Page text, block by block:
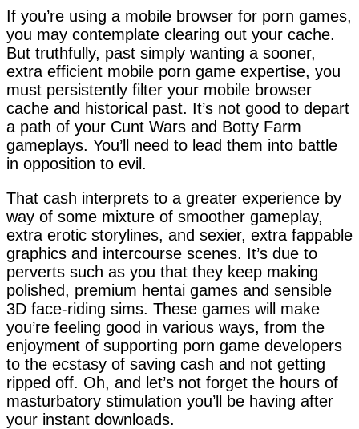
If you’re using a mobile browser for porn games,
you may contemplate clearing out your cache.
But truthfully, past simply wanting a sooner,
extra efficient mobile porn game expertise, you
must persistently filter your mobile browser
cache and historical past. It’s not good to depart
a path of your Cunt Wars and Botty Farm
gameplays. You’ll need to lead them into battle
in opposition to evil.
That cash interprets to a greater experience by
way of some mixture of smoother gameplay,
extra erotic storylines, and sexier, extra fappable
graphics and intercourse scenes. It’s due to
perverts such as you that they keep making
polished, premium hentai games and sensible
3D face-riding sims. These games will make
you’re feeling good in various ways, from the
enjoyment of supporting porn game developers
to the ecstasy of saving cash and not getting
ripped off. Oh, and let’s not forget the hours of
masturbatory stimulation you’ll be having after
your instant downloads.